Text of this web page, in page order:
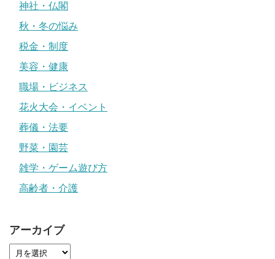
神社・仏閣
秋・冬の悩み
税金・制度
美容・健康
職場・ビジネス
花火大会・イベント
葬儀・法要
野菜・園芸
雑学・ゲーム遊び方
高齢者・介護
アーカイブ